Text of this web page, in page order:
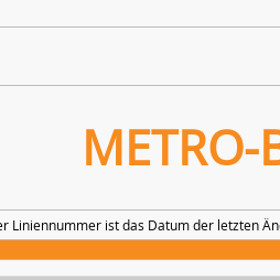
METRO-
Liniennummer ist das Datum der letzten